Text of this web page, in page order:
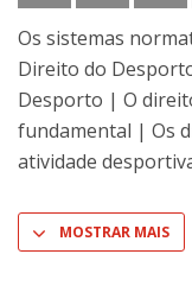
Os sistemas
Direito do
Desporto | O
fundamental | Os
atividade
MOSTRAR MAIS